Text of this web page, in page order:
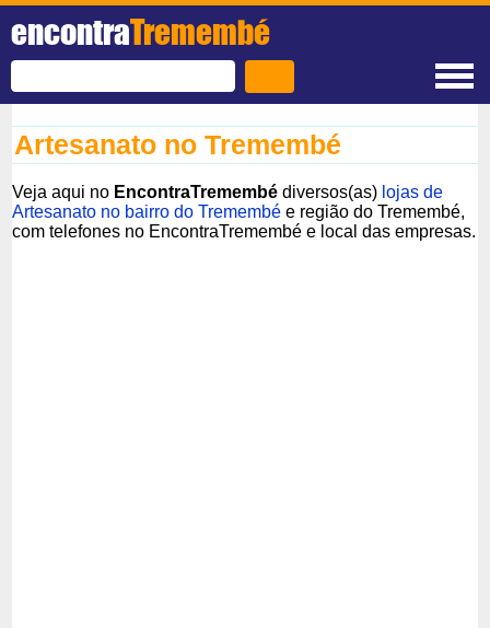
encontraTremembé
Artesanato no Tremembé
Veja aqui no EncontraTremembé diversos(as) lojas de
Artesanato no bairro do Tremembé e região do Tremembé,
com telefones no EncontraTremembé e local das empresas.